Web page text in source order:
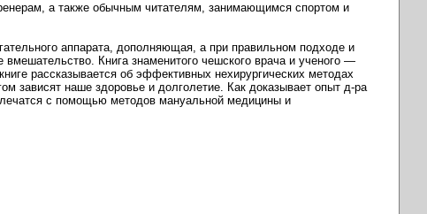
а также обычным читателям, занимающимся спортом и
аппарата, дополняющая, а при правильном подходе и
Книга знаменитого чешского врача и ученого —
рассказывается об эффективных нехирургических методах
зависят наше здоровье и долголетие. Как доказывает опыт д-ра
с помощью методов мануальной медицины и